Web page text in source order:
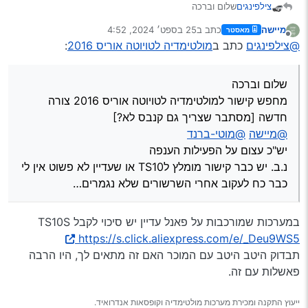
צילפינגיםשלום וברכה
[מסתבר שצריך גם קנבס לא?]
@מיישה @מוטי-ברנד
כבר כח לעקוב אחרי השרשורים שלא נגמרים…
מנותק
מיישה מאסטר כתב ב25 בספט׳ 2024, 4:52
נערך לאחרונה על ידי
@צילפינגים כתב במולטימדיה לטויוטה אוריס 2016 :
שלום וברכה
מחפש קישור למולטימדיה לטויוטה אוריס 2016 צורה
חדשה [מסתבר שצריך גם קנבס לא?]
@מיישה @מוטי-ברנד
יש"כ עצום על הפעילות הענפה
נ.ב. יש כבר קישור מומלץ לTS10 או שעדיין לא פשוט אין לי
כבר כח לעקוב אחרי השרשורים שלא נגמרים…
במערכות שמורכבות על פאנל עדיין יש סיכוי לקבל TS10S
https://s.click.aliexpress.com/e/_Deu9WS5
תבדוק היטב היטב עם המוכר האם זה מתאים לך, היו הרבה
פאשלות עם זה.
ייעוץ התקנה ומכירת מערכות מולטימדיה וקופסאות אנדרואיד.